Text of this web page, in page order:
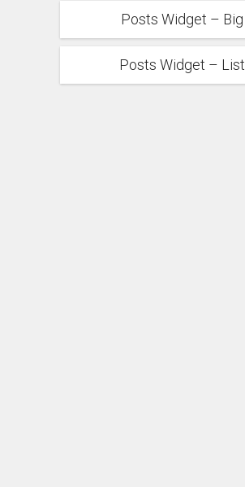
Posts Widget – Big
Posts Widget – List